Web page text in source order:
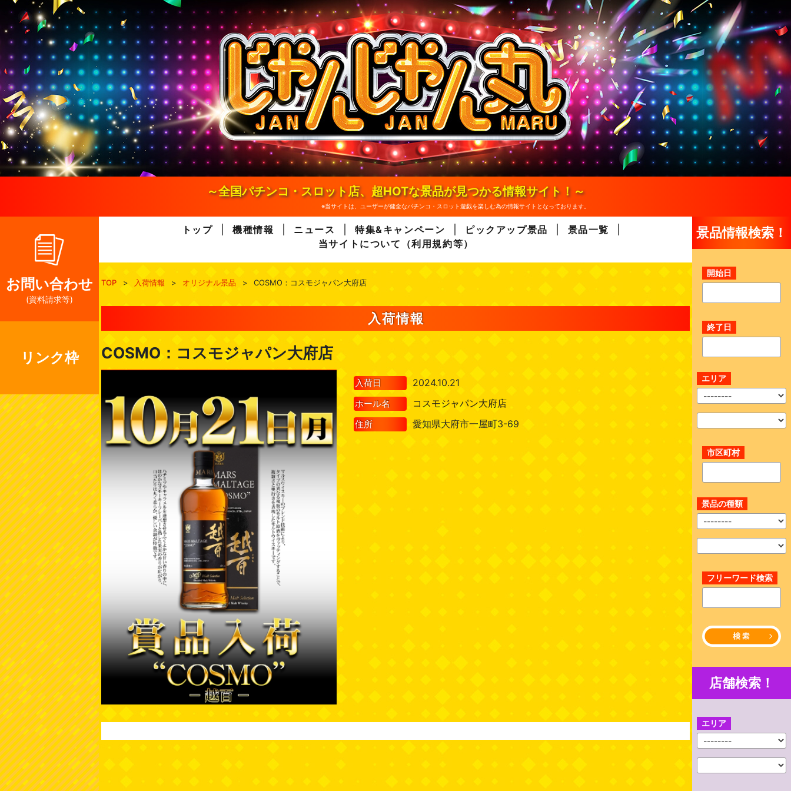
n
e
n
～全国パチンコ・スロット店、超HOTな景品が見つかる情報サイト！～
※当サイトは、ユーザーが健全なパチンコ・スロット遊戯を楽しむ為の情報サイトとなっております。
お問い合わせ
(資料請求等)
リンク枠
トップ 機種情報 ニュース 特集&キャンペーン ピックアップ景品
景品一覧
当サイトについて（利用規約等）
TOP > 入荷情報 > オリジナル景品 > COSMO：コスモジャパン大府店
入荷情報
COSMO：コスモジャパン大府店
入荷日 2024.10.21
ホール名 コスモジャパン大府店
住所 愛知県大府市一屋町3-69
景品情報検索！
開始日
終了日
エリア
市区町村
景品の種類
フリーワード検索
店舗検索！
エリア